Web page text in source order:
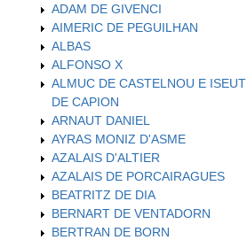
ADAM DE GIVENCI
AIMERIC DE PEGUILHAN
ALBAS
ALFONSO X
ALMUC DE CASTELNOU E ISEUT
DE CAPION
ARNAUT DANIEL
AYRAS MONIZ D'ASME
AZALAIS D'ALTIER
AZALAIS DE PORCAIRAGUES
BEATRITZ DE DIA
BERNART DE VENTADORN
BERTRAN DE BORN